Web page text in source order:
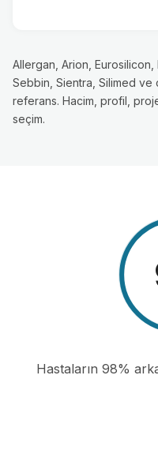
Allergan, Arion,
Sebbin, Sientra, Silimed
referans. Hacim, profil,
seçim.
Hastaların 98%